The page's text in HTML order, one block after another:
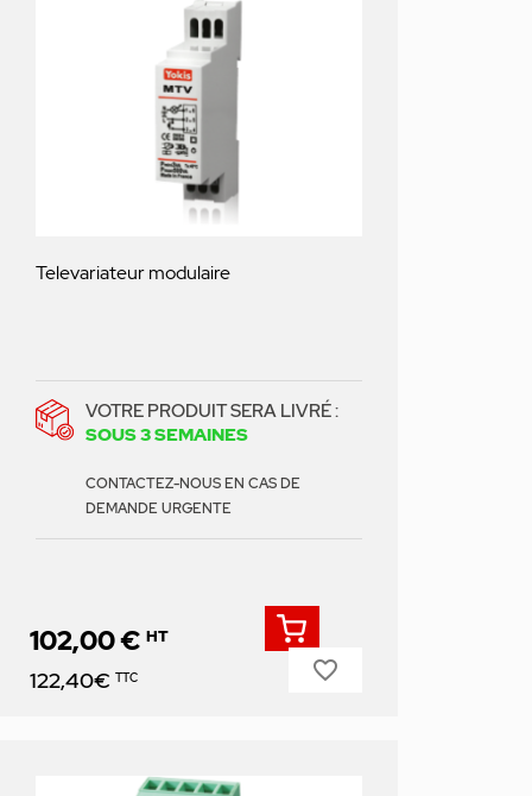
Televariateur modulaire
VOTRE PRODUIT SERA LIVRÉ :
SOUS 3 SEMAINES
CONTACTEZ-NOUS EN CAS DE
DEMANDE URGENTE
Prix
102,00 € HT
122,40€ TTC favorite_border